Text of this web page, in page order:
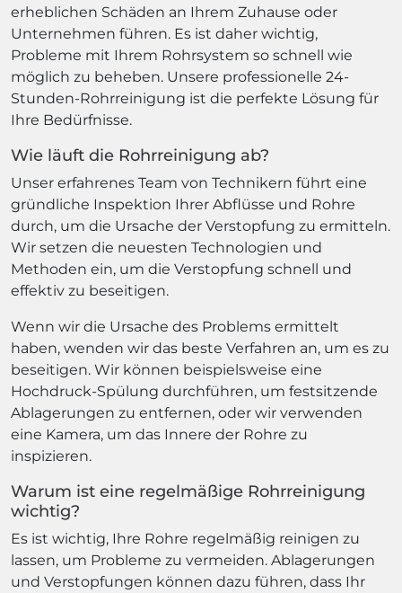
erheblichen Schäden an Ihrem Zuhause oder
Unternehmen führen. Es ist daher wichtig,
Probleme mit Ihrem Rohrsystem so schnell wie
möglich zu beheben. Unsere professionelle 24-
Stunden-Rohrreinigung ist die perfekte Lösung für
Ihre Bedürfnisse.
Wie läuft die Rohrreinigung ab?
Unser erfahrenes Team von Technikern führt eine
gründliche Inspektion Ihrer Abflüsse und Rohre
durch, um die Ursache der Verstopfung zu ermitteln.
Wir setzen die neuesten Technologien und
Methoden ein, um die Verstopfung schnell und
effektiv zu beseitigen.
Wenn wir die Ursache des Problems ermittelt
haben, wenden wir das beste Verfahren an, um es zu
beseitigen. Wir können beispielsweise eine
Hochdruck-Spülung durchführen, um festsitzende
Ablagerungen zu entfernen, oder wir verwenden
eine Kamera, um das Innere der Rohre zu
inspizieren.
Warum ist eine regelmäßige Rohrreinigung
wichtig?
Es ist wichtig, Ihre Rohre regelmäßig reinigen zu
lassen, um Probleme zu vermeiden. Ablagerungen
und Verstopfungen können dazu führen, dass Ihr